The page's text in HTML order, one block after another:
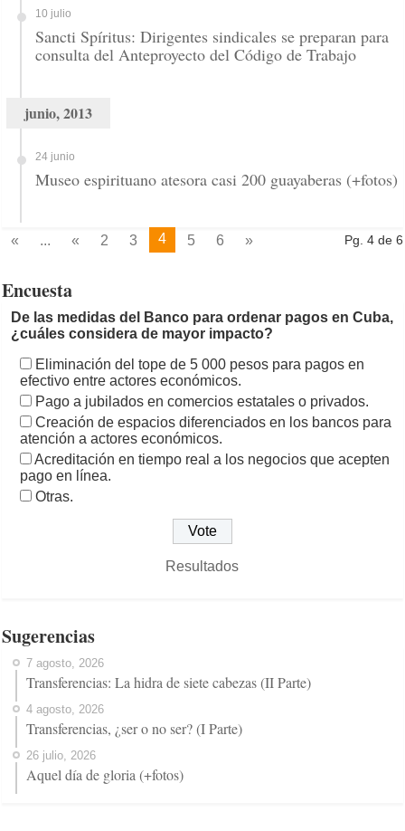
10 julio
Sancti Spíritus: Dirigentes sindicales se preparan para
consulta del Anteproyecto del Código de Trabajo
junio, 2013
24 junio
Museo espirituano atesora casi 200 guayaberas (+fotos)
Pg. 4 de 6
« ... « 2 3 4 5 6 »
Encuesta
De las medidas del Banco para ordenar pagos en Cuba,
¿cuáles considera de mayor impacto?
Eliminación del tope de 5 000 pesos para pagos en
efectivo entre actores económicos.
Pago a jubilados en comercios estatales o privados.
Creación de espacios diferenciados en los bancos para
atención a actores económicos.
Acreditación en tiempo real a los negocios que acepten
pago en línea.
Otras.
Resultados
Sugerencias
7 agosto, 2026
Transferencias: La hidra de siete cabezas (II Parte)
4 agosto, 2026
Transferencias, ¿ser o no ser? (I Parte)
26 julio, 2026
Aquel día de gloria (+fotos)